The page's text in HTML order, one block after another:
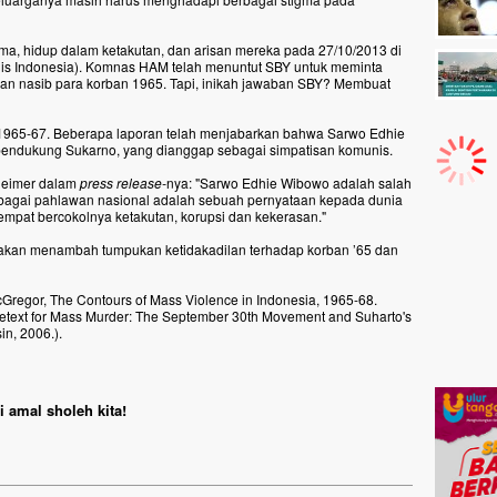
hidup dalam ketakutan, dan arisan mereka pada 27/10/2013 di
Indonesia). Komnas HAM telah menuntut SBY untuk meminta
nasib para korban 1965. Tapi, inikah jawaban SBY? Membuat
67. Beberapa laporan telah menjabarkan bahwa Sarwo Edhie
Sukarno, yang dianggap sebagai simpatisan komunis.
dalampress release-nya: "Sarwo Edhie Wibowo adalah salah
pahlawan nasional adalah sebuah pernyataan kepada dunia
bercokolnya ketakutan, korupsi dan kekerasan."
menambah tumpukan ketidakadilan terhadap korban ’65 dan
The Contours of Mass Violence in Indonesia, 1965-68.
for Mass Murder: The September 30th Movement and Suharto's
2006.).
amal sholeh kita!